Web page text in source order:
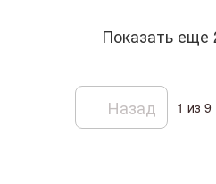
Показать еще
Назад 1 из 9